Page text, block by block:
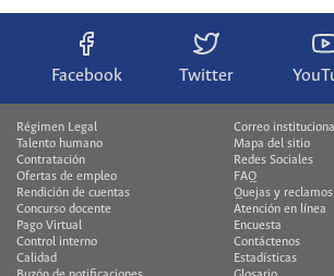
Facebook Twitter
Régimen Legal
Talento humano
Contratación
Ofertas de empleo
Rendición de cuentas
Concurso docente
Pago Virtual
Control interno
Calidad
Correo
Mapa del sitio
Redes Sociales
FAQ
Quejas y reclamos
Atención en línea
Encuesta
Contáctenos
Estadísticas